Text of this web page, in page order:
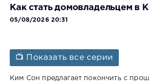
Как стать домовладельцем в
05/08/2026 20:31
📺 Показать все серии
Ким Сон предлагает покончить с